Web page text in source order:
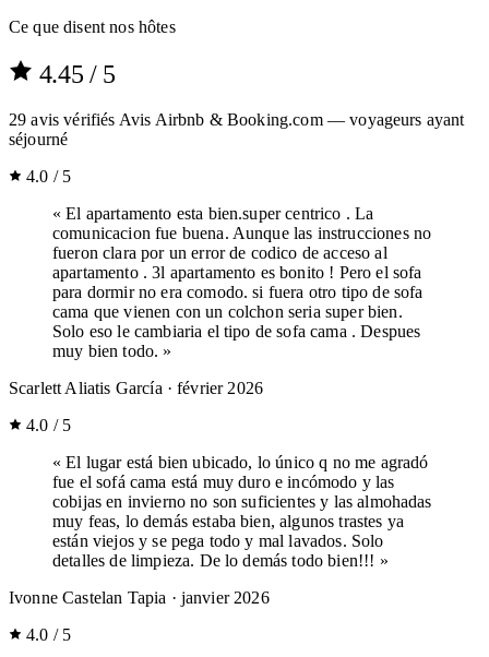
Ce que disent nos hôtes
4.45 / 5
29 avis vérifiés Avis Airbnb & Booking.com — voyageurs ayant
séjourné
4.0 / 5
« El apartamento esta bien.super centrico . La
comunicacion fue buena. Aunque las instrucciones no
fueron clara por un error de codico de acceso al
apartamento . 3l apartamento es bonito ! Pero el sofa
para dormir no era comodo. si fuera otro tipo de sofa
cama que vienen con un colchon seria super bien.
Solo eso le cambiaria el tipo de sofa cama . Despues
muy bien todo. »
Scarlett Aliatis García · février 2026
4.0 / 5
« El lugar está bien ubicado, lo único q no me agradó
fue el sofá cama está muy duro e incómodo y las
cobijas en invierno no son suficientes y las almohadas
muy feas, lo demás estaba bien, algunos trastes ya
están viejos y se pega todo y mal lavados. Solo
detalles de limpieza. De lo demás todo bien!!! »
Ivonne Castelan Tapia · janvier 2026
4.0 / 5